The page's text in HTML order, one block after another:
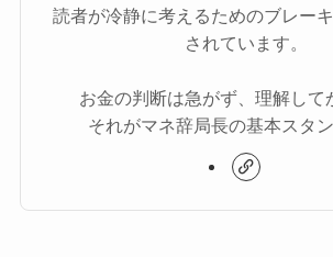
読者が冷静に考えるためのブレー
されています。
お金の判断は急がず、理解して
それがマネ辞局長の基本スタン